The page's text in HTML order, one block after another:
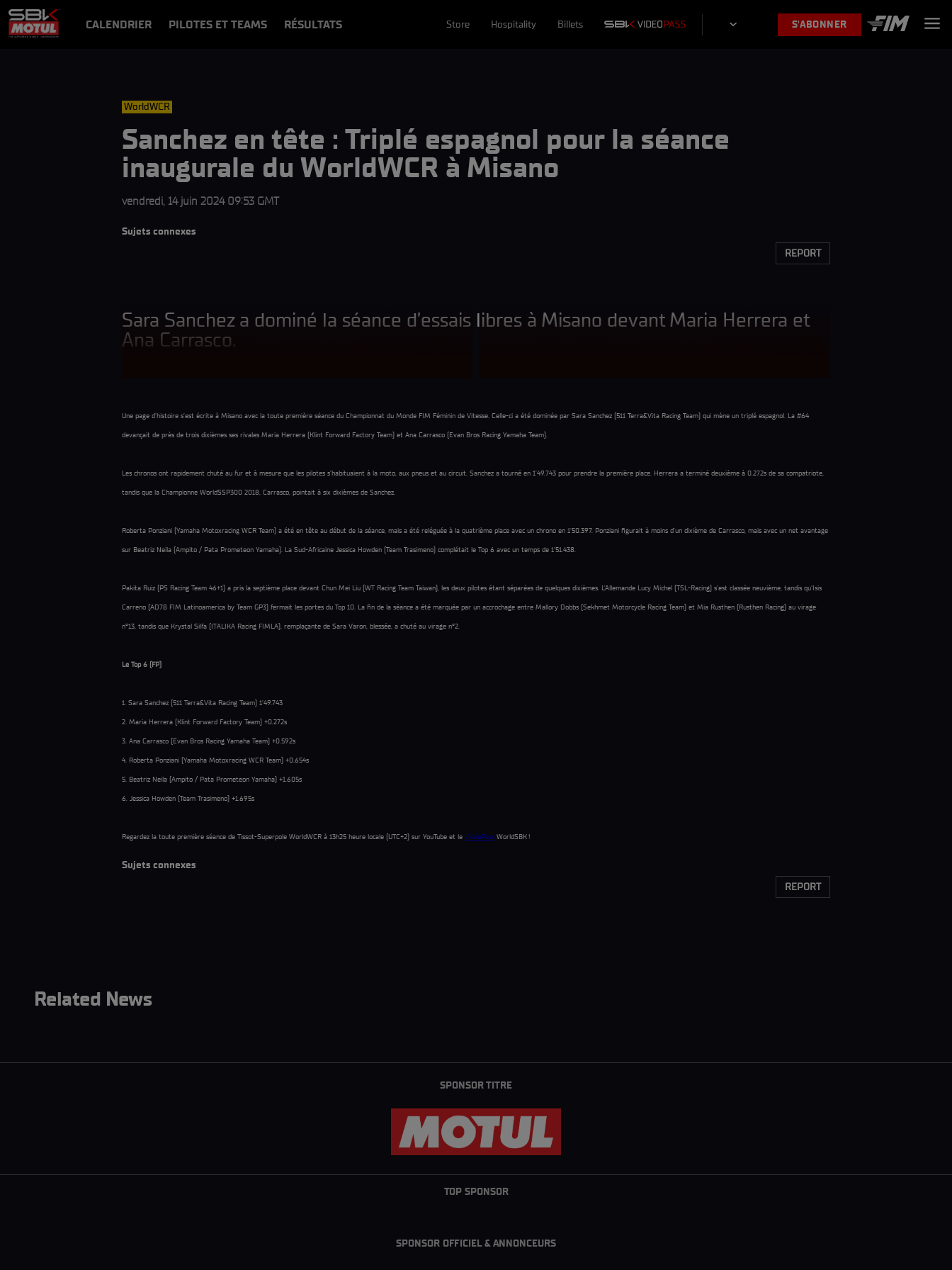
CALENDRIER PILOTES ET TEAMS RÉSULTATS Store Hospitality Billets S'ABONNER
WorldWCR
Sanchez en tête : Triplé espagnol pour la séance
inaugurale du WorldWCR à Misano
vendredi, 14 juin 2024 09:53 GMT
Sujets connexes
REPORT
Sara Sanchez a dominé la séance d’essais libres à Misano devant Maria Herrera et
Ana Carrasco.
Une page d’histoire s’est écrite à Misano avec la toute première séance du Championnat du Monde FIM Féminin de Vitesse. Celle-ci a été dominée par Sara Sanchez (511 Terra&Vita Racing Team) qui mène un triplé espagnol. La #64
devançait de près de trois dixièmes ses rivales Maria Herrera (Klint Forward Factory Team) et Ana Carrasco (Evan Bros Racing Yamaha Team).
Les chronos ont rapidement chuté au fur et à mesure que les pilotes s’habituaient à la moto, aux pneus et au circuit. Sanchez a tourné en 1’49.743 pour prendre la première place. Herrera a terminé deuxième à 0.272s de sa compatriote,
tandis que la Championne WorldSSP300 2018, Carrasco, pointait à six dixièmes de Sanchez.
Roberta Ponziani (Yamaha Motoxracing WCR Team) a été en tête au début de la séance, mais a été reléguée à la quatrième place avec un chrono en 1’50.397. Ponziani figurait à moins d’un dixième de Carrasco, mais avec un net avantage
sur Beatriz Neila (Ampito / Pata Prometeon Yamaha). La Sud-Africaine Jessica Howden (Team Trasimeno) complétait le Top 6 avec un temps de 1’51.438.
Pakita Ruiz (PS Racing Team 46+1) a pris la septième place devant Chun Mei Liu (WT Racing Team Taiwan), les deux pilotes étant séparées de quelques dixièmes. L’Allemande Lucy Michel (TSL-Racing) s’est classée neuvième, tandis qu’Isis
Carreno (AD78 FIM Latinoamerica by Team GP3) fermait les portes du Top 10. La fin de la séance a été marquée par un accrochage entre Mallory Dobbs (Sekhmet Motorcycle Racing Team) et Mia Rusthen (Rusthen Racing) au virage
n°13, tandis que Krystal Silfa (ITALIKA Racing FIMLA), remplaçante de Sara Varon, blessée, a chuté au virage n°2.
Le Top 6 (FP)
1. Sara Sanchez (511 Terra&Vita Racing Team) 1’49.743
2. Maria Herrera (Klint Forward Factory Team) +0.272s
3. Ana Carrasco (Evan Bros Racing Yamaha Team) +0.592s
4. Roberta Ponziani (Yamaha Motoxracing WCR Team) +0.654s
5. Beatriz Neila (Ampito / Pata Prometeon Yamaha) +1.605s
6. Jessica Howden (Team Trasimeno) +1.695s
Regardez la toute première séance de Tissot-Superpole WorldWCR à 13h25 heure locale (UTC+2) sur YouTube et le VidéoPass WorldSBK !
Sujets connexes
REPORT
Related News
SPONSOR TITRE
TOP SPONSOR
SPONSOR OFFICIEL & ANNONCEURS